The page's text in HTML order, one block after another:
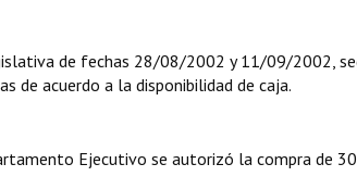
de fechas 28/08/2002 y 11/09/2002,
de acuerdo a la disponibilidad de caja.
Ejecutivo se autorizó la compra de